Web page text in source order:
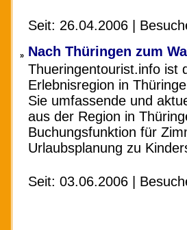
Seit: 26.04.2006 |
» Nach Thüringen zum
Thueringentourist.info ist
Erlebnisregion in
Sie umfassende und
aus der Region in
Buchungsfunktion für
Urlaubsplanung zu
Seit: 03.06.2006 |